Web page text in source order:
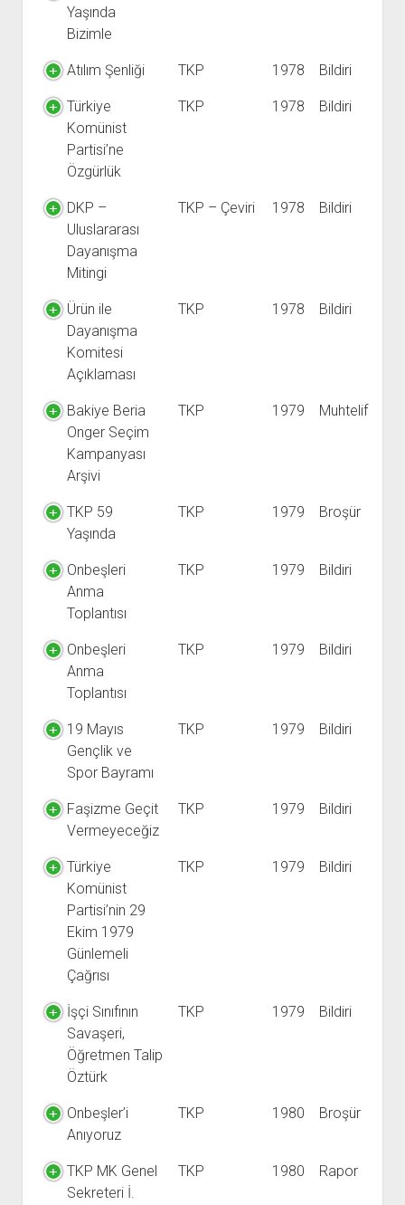
Yaşında
Bizimle
Atılım Şenliği TKP 1978 Bildiri
Türkiye
Komünist
Partisi’ne
Özgürlük
TKP 1978 Bildiri
DKP –
Uluslararası
Dayanışma
Mitingi
TKP – Çeviri 1978 Bildiri
Ürün ile
Dayanışma
Komitesi
Açıklaması
TKP 1978 Bildiri
Bakiye Beria
Onger Seçim
Kampanyası
Arşivi
TKP 1979 Muhtelif
TKP 59
Yaşında
TKP 1979 Broşür
Onbeşleri
Anma
Toplantısı
TKP 1979 Bildiri
Onbeşleri
Anma
Toplantısı
TKP 1979 Bildiri
19 Mayıs
Gençlik ve
Spor Bayramı
TKP 1979 Bildiri
Faşizme Geçit
Vermeyeceğiz
TKP 1979 Bildiri
Türkiye
Komünist
Partisi’nin 29
Ekim 1979
Günlemeli
Çağrısı
TKP 1979 Bildiri
İşçi Sınıfının
Savaşeri,
Öğretmen Talip
Öztürk
TKP 1979 Bildiri
Onbeşler’i
Anıyoruz
TKP 1980 Broşür
TKP MK Genel
Sekreteri İ.
TKP 1980 Rapor